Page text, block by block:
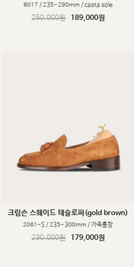
8017 / 235~290mm / casta sole
250,000원 189,000원
크림슨 스웨이드 테슬로퍼(gold brown)
2061-S / 235~300mm / 가죽홍창
230,000원 179,000원